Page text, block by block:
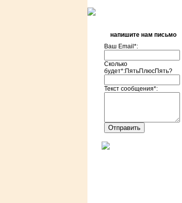
напишите нам письмо
Ваш Email*:
Сколько
будет*:ПятьПлюсПять?
Текст сообщения*: